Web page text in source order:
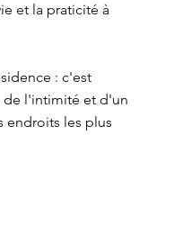
et la praticité à
: c'est
de l'intimité et d'un
endroits les plus